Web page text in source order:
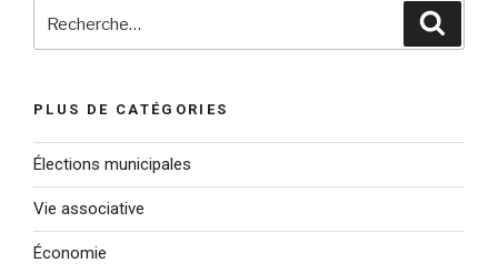
PLUS DE CATÉGORIES
Élections municipales
Vie associative
Économie